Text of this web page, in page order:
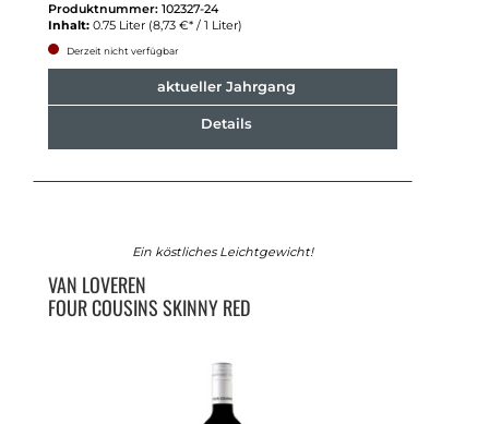
Produktnummer: 102327-24
Inhalt: 0.75 Liter (8,73 €* / 1 Liter)
Derzeit nicht verfügbar
aktueller Jahrgang
Details
Ein köstliches Leichtgewicht!
VAN LOVEREN
FOUR COUSINS SKINNY RED